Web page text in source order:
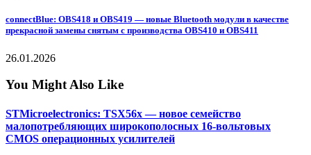
connectBlue: OBS418 и OBS419 — новые Bluetooth модули в качестве
прекрасной замены снятым с производства OBS410 и OBS411
26.01.2026
You Might Also Like
STMicroelectronics: TSX56x — новое семейство
малопотребляющих широкополосных 16-вольтовых
CMOS операционных усилителей